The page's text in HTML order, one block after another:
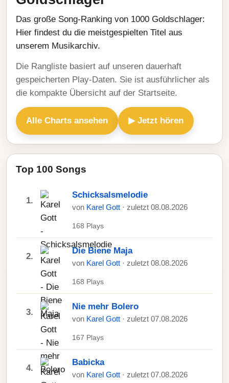
Das große Song-Ranking von 1000 Goldschlager:
Hier findest du die meistgespielten Titel aus
unserem Musikarchiv.
Die Rangliste basiert auf unseren dauerhaft
gespeicherten Play-Daten. Sie ist ausführlicher als
die kompakte Übersicht auf der Startseite.
Alle Charts ansehen ▶ Jetzt hören
Top 100 Songs
1.
Schicksalsmelodie
von Karel Gott · zuletzt 08.08.2026
168 Plays
2.
Die Biene Maja
von Karel Gott · zuletzt 08.08.2026
168 Plays
3.
Nie mehr Bolero
von Karel Gott · zuletzt 07.08.2026
167 Plays
4.
Babicka
von Karel Gott · zuletzt 07.08.2026